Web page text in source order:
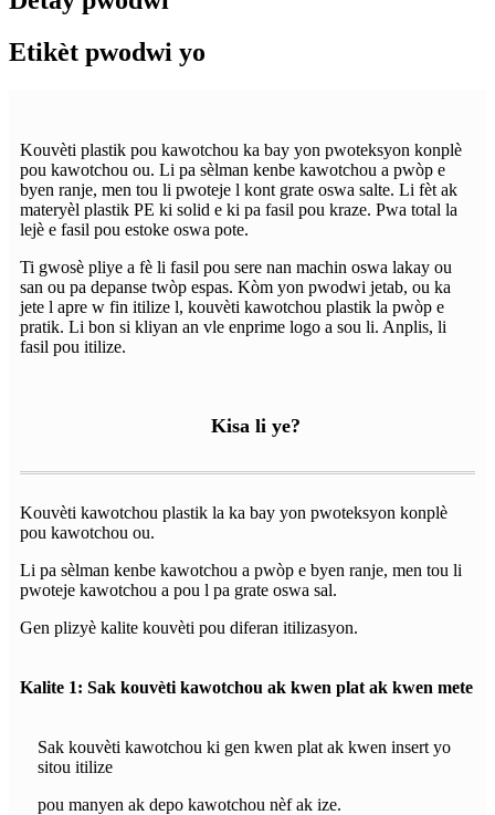
Etikèt pwodwi yo
Kouvèti plastik pou kawotchou ka bay yon pwoteksyon konplè
pou kawotchou ou. Li pa sèlman kenbe kawotchou a pwòp e
byen ranje, men tou li pwoteje l kont grate oswa salte. Li fèt ak
materyèl plastik PE ki solid e ki pa fasil pou kraze. Pwa total la
lejè e fasil pou estoke oswa pote.
Ti gwosè pliye a fè li fasil pou sere nan machin oswa lakay ou
san ou pa depanse twòp espas. Kòm yon pwodwi jetab, ou ka
jete l apre w fin itilize l, kouvèti kawotchou plastik la pwòp e
pratik. Li bon si kliyan an vle enprime logo a sou li. Anplis, li
fasil pou itilize.
Kisa li ye?
Kouvèti kawotchou plastik la ka bay yon pwoteksyon konplè
pou kawotchou ou.
Li pa sèlman kenbe kawotchou a pwòp e byen ranje, men tou li
pwoteje kawotchou a pou l pa grate oswa sal.
Gen plizyè kalite kouvèti pou diferan itilizasyon.
Kalite 1: Sak kouvèti kawotchou ak kwen plat ak kwen mete
Sak kouvèti kawotchou ki gen kwen plat ak kwen insert yo
sitou itilize
pou manyen ak depo kawotchou nèf ak ize.